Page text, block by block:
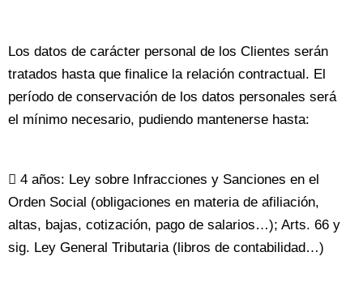
Los datos de carácter personal de los Clientes serán
tratados hasta que finalice la relación contractual. El
período de conservación de los datos personales será
el mínimo necesario, pudiendo mantenerse hasta:
 4 años: Ley sobre Infracciones y Sanciones en el
Orden Social (obligaciones en materia de afiliación,
altas, bajas, cotización, pago de salarios…); Arts. 66 y
sig. Ley General Tributaria (libros de contabilidad…)